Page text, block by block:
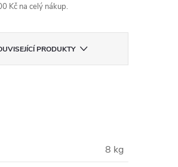
Kč na celý nákup.
PRODUKTY
8 kg